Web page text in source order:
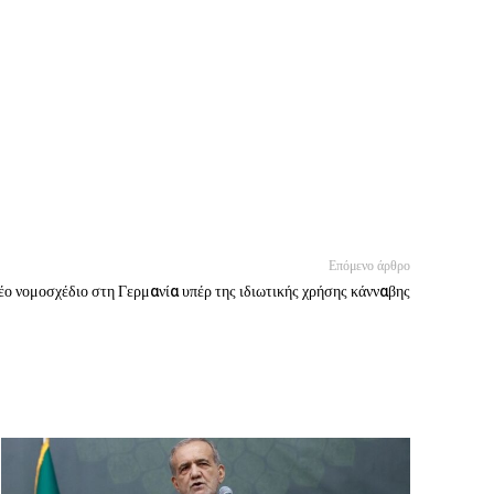
Επόμενο άρθρο
νομοσχέδιο στη Γερμανία υπέρ της ιδιωτικής χρήσης κάνναβης